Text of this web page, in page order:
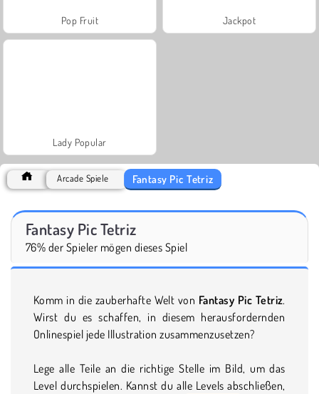
Pop Fruit Jackpot
Lady Popular
Arcade Spiele Fantasy Pic Tetriz
Fantasy Pic Tetriz
76% der Spieler mögen dieses Spiel
Komm in die zauberhafte Welt von Fantasy Pic Tetriz.
Wirst du es schaffen, in diesem herausfordernden
Onlinespiel jede Illustration zusammenzusetzen?
Lege alle Teile an die richtige Stelle im Bild, um das
Level durchspielen. Kannst du alle Levels abschließen,